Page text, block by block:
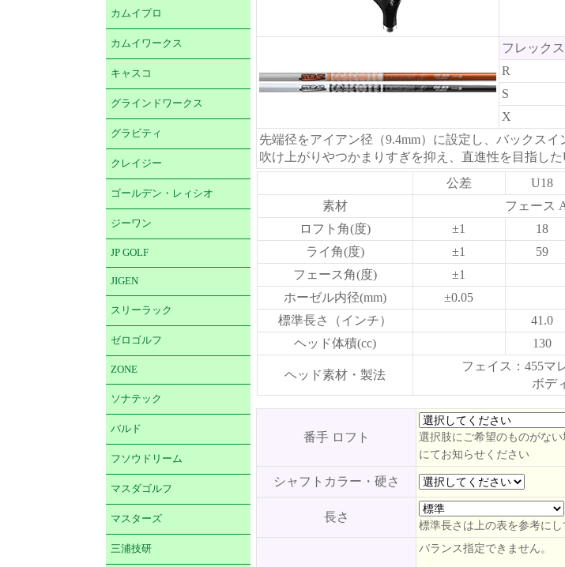
カムイプロ
カムイワークス
キャスコ
グラインドワークス
グラビティ
クレイジー
ゴールデン・レィシオ
ジーワン
JP GOLF
JIGEN
スリーラック
ゼロゴルフ
ZONE
ソナテック
バルド
フソウドリーム
マスダゴルフ
マスターズ
三浦技研
フレックス
R
S
X
先端径をアイアン径（9.4mm）に設定し、バックス
吹け上がりやつかまりすぎを抑え、直進性を目指した
公差
U18
素材
フェース
ロフト角(度)
±1 18
ライ角(度)
±1 59
フェース角(度)
±1
ホーゼル内径(mm)
±0.05
標準長さ（インチ）
41.0
ヘッド体積(cc)
130
ヘッド素材・製法
フェイス：455マ
ボデ
番手 ロフト
選択肢にご希望のものがな
にてお知らせください
シャフトカラー・硬さ
長さ
標準長さは上の表を参考に
バランス指定できません。